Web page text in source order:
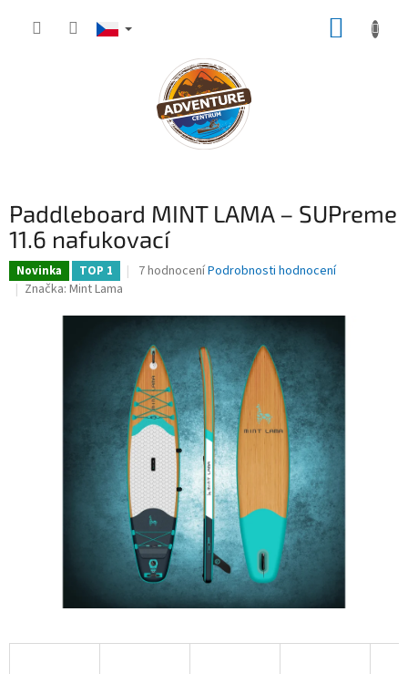
Paddleboard MINT LAMA – SUPreme
11.6 nafukovací
Novinka TOP 1
Průměrné
je
4,0
z
5
hvězdiček.
7 hodnoceníPodrobnosti hodnocení
Značka: Mint Lama